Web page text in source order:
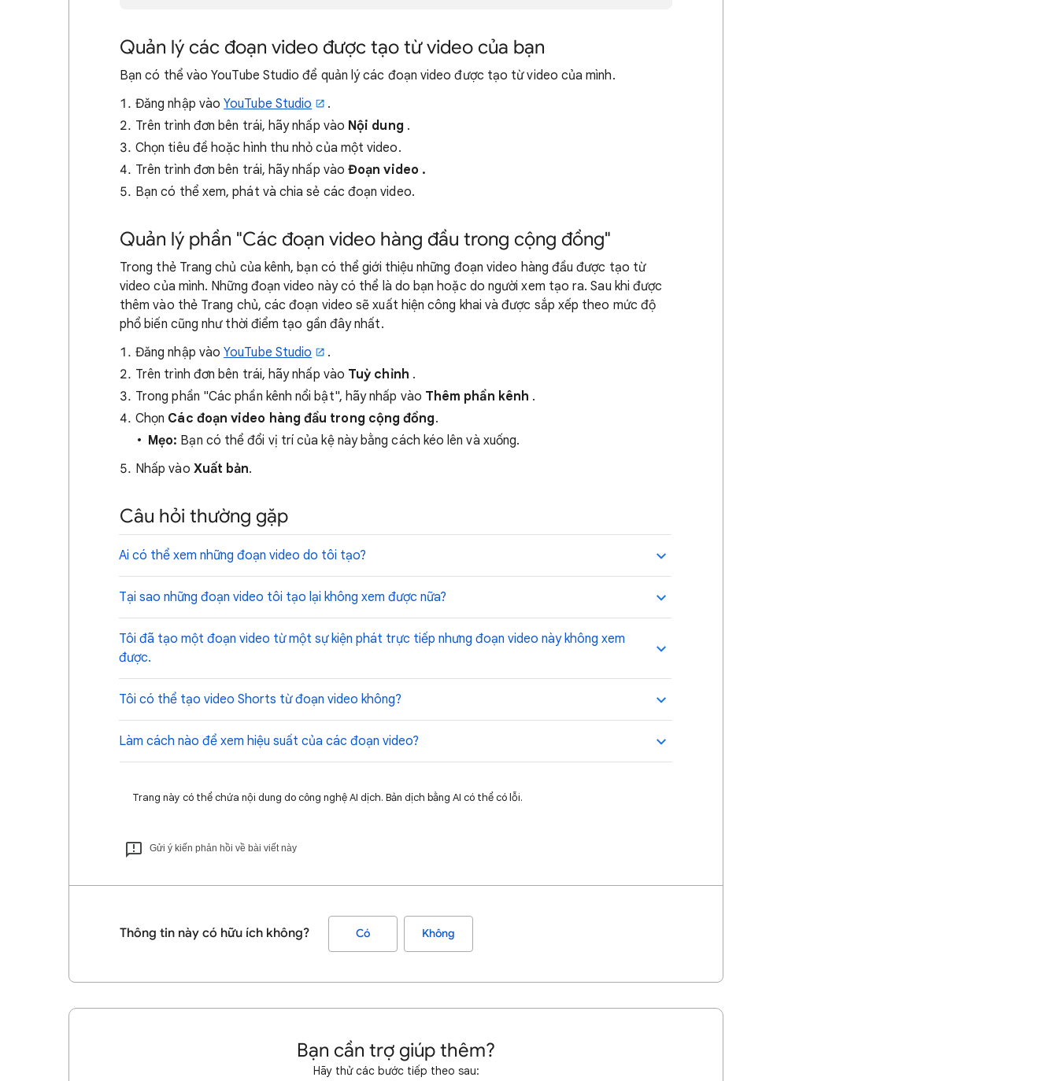
Quản lý các đoạn video được tạo từ video của bạn
Bạn có thể vào YouTube Studio để quản lý các đoạn video được tạo từ video của mình.
Đăng nhập vàoYouTube Studio
.
Trên trình đơn bên trái, hãy nhấp vào Nội dung .
Chọn tiêu đề hoặc hình thu nhỏ của một video.
Trên trình đơn bên trái, hãy nhấp vàoĐoạn video .
Bạn có thể xem, phát và chia sẻ các đoạn video.
Quản lý phần "Các đoạn video hàng đầu trong cộng đồng"
Trong thẻ Trang chủ của kênh, bạn có thể giới thiệu những đoạn video hàng đầu được tạo từ
video của mình. Những đoạn video này có thể là do bạn hoặc do người xem tạo ra. Sau khi được
thêm vào thẻ Trang chủ, các đoạn video sẽ xuất hiện công khai và được sắp xếp theo mức độ
phổ biến cũng như thời điểm tạo gần đây nhất.
Đăng nhập vàoYouTube Studio
.
Trên trình đơn bên trái, hãy nhấp vào Tuỳ chỉnh .
Trong phần "Các phần kênh nổi bật", hãy nhấp vào Thêm phần kênh .
Chọn Các đoạn video hàng đầu trong cộng đồng.
Mẹo: Bạn có thể đổi vị trí của kệ này bằng cách kéo lên và xuống.
Nhấp vào Xuất bản.
Câu hỏi thường gặp
Ai có thể xem những đoạn video do tôi tạo?
Tại sao những đoạn video tôi tạo lại không xem được nữa?
Tôi đã tạo một đoạn video từ một sự kiện phát trực tiếp nhưng đoạn video này không xem
được.
Tôi có thể tạo video Shorts từ đoạn video không?
Làm cách nào để xem hiệu suất của các đoạn video?
Trang này có thể chứa nội dung do công nghệ AI dịch. Bản dịch bằng AI có thể có lỗi.
Gửi ý kiến phản hồi về bài viết này
Thông tin này có hữu ích không? Có Không
Bạn cần trợ giúp thêm?
Hãy thử các bước tiếp theo sau: